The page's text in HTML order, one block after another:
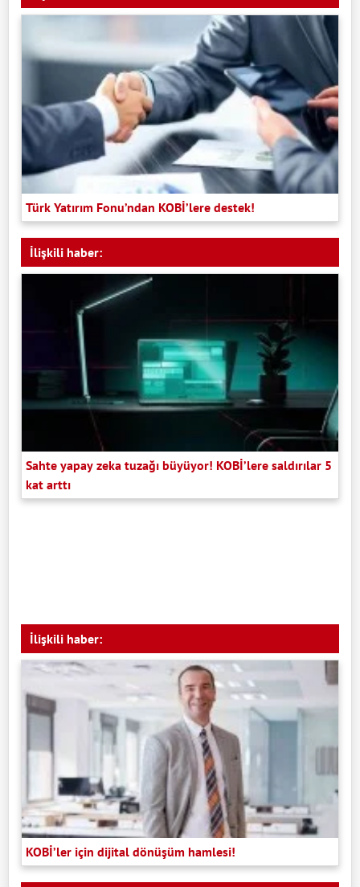
Türk Yatırım Fonu’ndan KOBİ’lere destek!
İlişkili haber:
Sahte yapay zeka tuzağı büyüyor! KOBİ’lere saldırılar 5
kat arttı
İlişkili haber:
KOBİ’ler için dijital dönüşüm hamlesi!